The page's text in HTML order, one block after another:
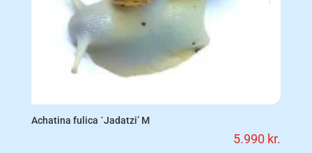
Achatina fulica ´Jadatzi’ M
5.990 kr.